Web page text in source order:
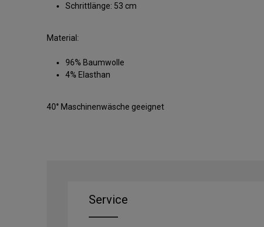
Schrittlänge: 53 cm
Material:
96% Baumwolle
4% Elasthan
40° Maschinenwäsche geeignet
Service